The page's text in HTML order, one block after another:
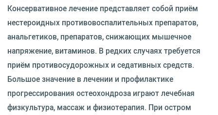
Консервативное лечение представляет собой приём
нестероидных противовоспалительных препаратов,
анальгетиков, препаратов, снижающих мышечное
напряжение, витаминов. В редких случаях требуется
приём противосудорожных и седативных средств.
Большое значение в лечении и профилактике
прогрессирования остеохондроза играют лечебная
физкультура, массаж и физиотерапия. При остром